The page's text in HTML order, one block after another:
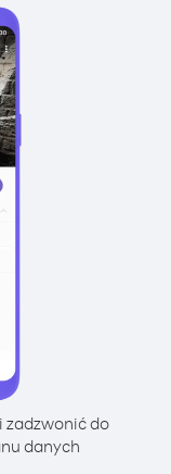
zadzwonić do
danych